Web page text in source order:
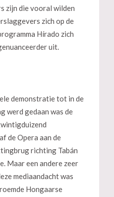
zijn die vooral wilden
zich op de
Hírado zich
uit.
demonstratie tot in de
werd gedaan was de
de Opera aan de
richting Tabán
Maar een andere zeer
mediaandacht was
Hongaarse